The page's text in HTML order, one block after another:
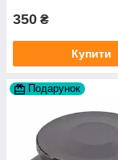
350 ₴
Купити
Подарунок